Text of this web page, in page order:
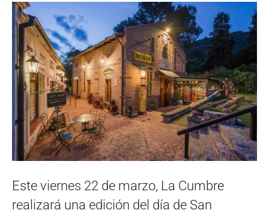
Este viernes 22 de marzo, La Cumbre
realizará una edición del día de San